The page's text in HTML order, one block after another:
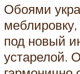
Обоями
под новый
устарелой.